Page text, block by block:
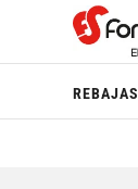
REBAJAS